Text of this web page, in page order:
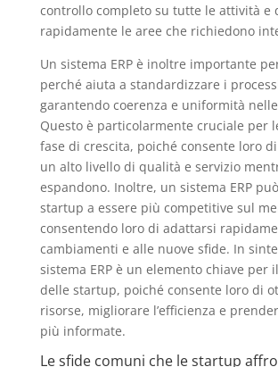
controllo completo su tutte le attività e
rapidamente le aree che richiedono
Un sistema ERP è inoltre importante
perché aiuta a standardizzare i
garantendo coerenza e uniformità
Questo è particolarmente cruciale per
fase di crescita, poiché consente loro
un alto livello di qualità e servizio
espandono. Inoltre, un sistema ERP
startup a essere più competitive sul
consentendo loro di adattarsi
cambiamenti e alle nuove sfide. In
sistema ERP è un elemento chiave per
delle startup, poiché consente loro di
risorse, migliorare l’efficienza e
più informate.
Le sfide comuni che le startup